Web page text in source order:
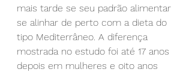
mais tarde se seu padrão alimentar
se alinhar de perto com a dieta do
tipo Mediterrâneo. A diferença
mostrada no estudo foi até 17 anos
depois em mulheres e oito anos